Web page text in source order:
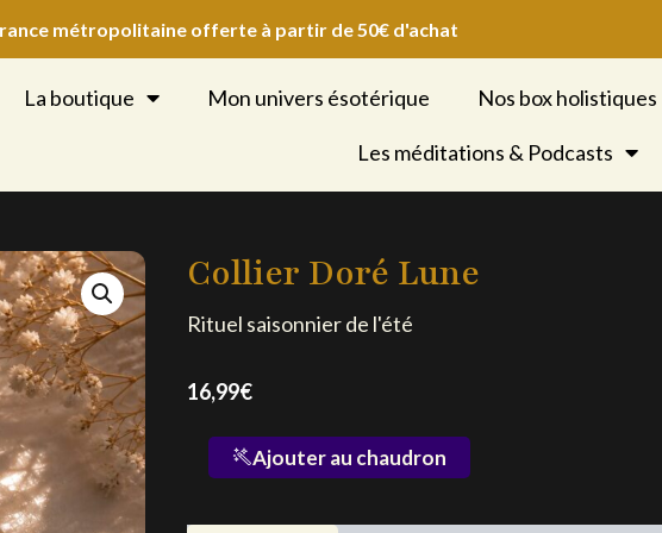
métropolitaine offerte à partir de 50€ d'achat
La boutique Mon univers ésotérique Nos box holistiques
Les méditations & Podcasts
Collier Doré Lune
Rituel saisonnier de l'été
16,99€
quantité Ajouter au chaudron